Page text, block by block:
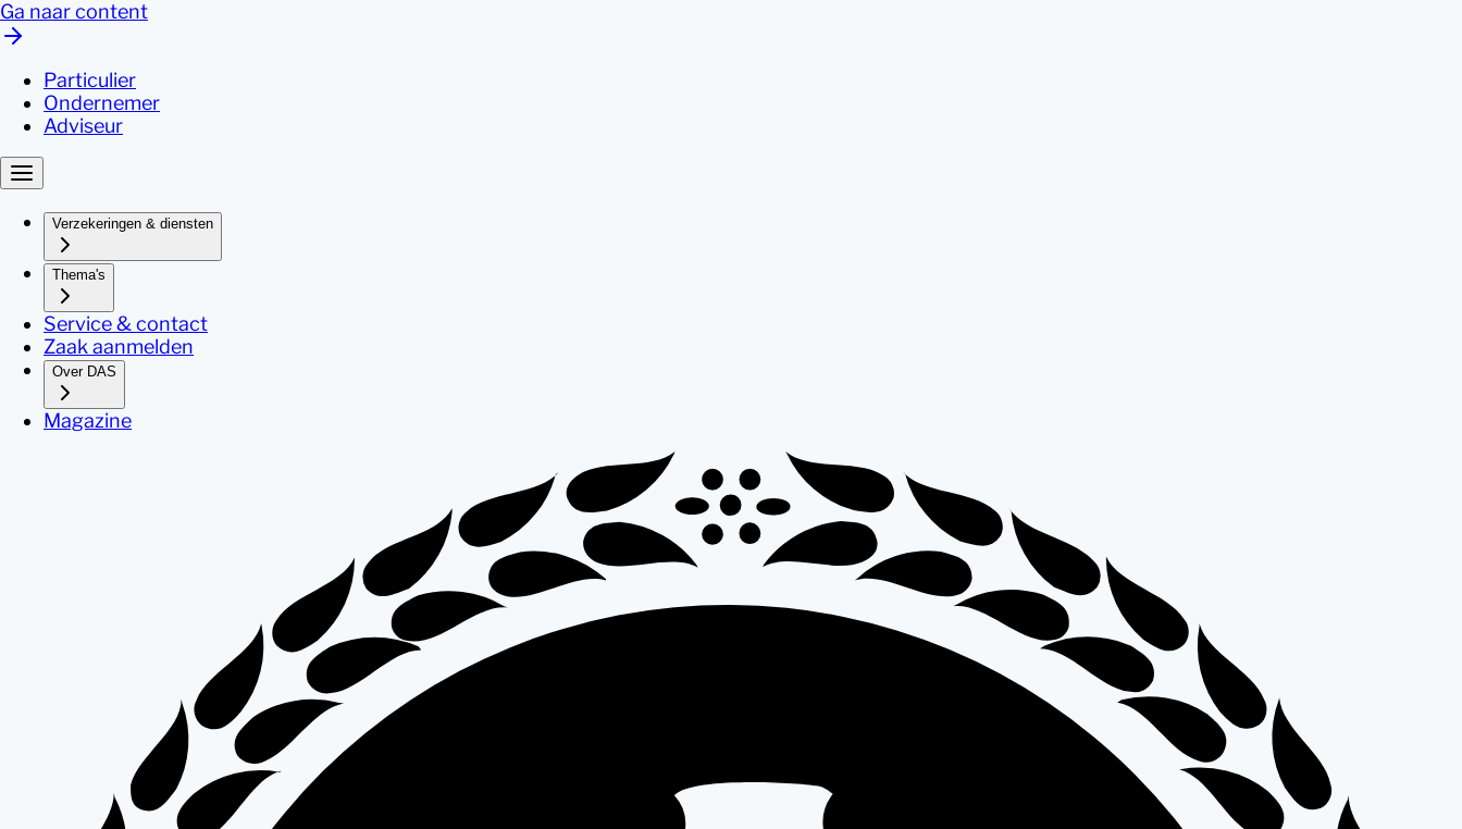
Ga naar content
Particulier
Ondernemer
Adviseur
Verzekeringen & diensten
Thema's
Service & contact
Zaak aanmelden
Over DAS
Magazine